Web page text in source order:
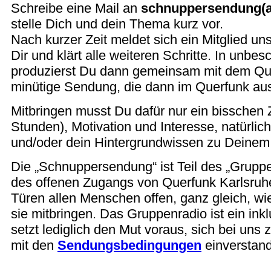
Schreibe eine Mail an
stelle Dich und dein Thema kurz vor.
Nach kurzer Zeit meldet sich ein Mitglied
Dir und klärt alle weiteren Schritte. In
produzierst Du dann gemeinsam mit dem
minütige Sendung, die dann im Querfunk
Mitbringen musst Du dafür nur ein bisschen
Stunden), Motivation und Interesse,
und/oder dein Hintergrundwissen zu
Die „Schnuppersendung“ ist Teil des
des offenen Zugangs von Querfunk
Türen allen Menschen offen, ganz gleich,
sie mitbringen. Das Gruppenradio ist ein
setzt lediglich den Mut voraus, sich bei uns
mit den Sendungsbedingungen